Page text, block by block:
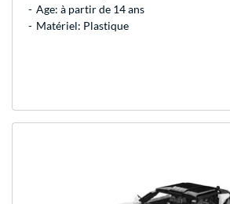
Age: à partir de 14 ans
Matériel: Plastique